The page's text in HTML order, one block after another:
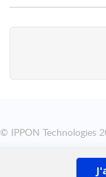
© IPPON Technologies